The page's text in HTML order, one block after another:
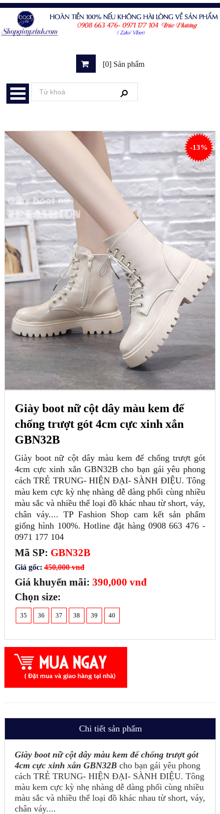
[0] Sản phẩm
-13%
Giày boot nữ cột dây màu kem đế
chống trượt gót 4cm cực xinh xắn
GBN32B
Giày boot nữ cột dây màu kem đế chống trượt gót
4cm cực xinh xắn GBN32B cho bạn gái yêu phong
cách TRẺ TRUNG- HIỆN ĐẠI- SÀNH ĐIỆU. Tông
màu kem cực kỳ nhẹ nhàng dễ dàng phối cùng nhiều
màu sắc và nhiều thể loại đồ khác nhau từ short, váy,
chân váy.... TP Fashion Shop cam kết sản phẩm
giống hình 100%. Hotline đặt hàng 0908 663 476 -
0971 177 104
Mã SP: GBN32B
Giá gốc: 450,000 vnđ
Giá khuyến mãi: 390,000 vnđ
Chọn size:
35 36 37 38 39 40
Chi tiết sản phẩm
Giày boot nữ cột dây màu kem đế chống trượt gót
4cm cực xinh xắn GBN32Bcho bạn gái yêu phong
cách TRẺ TRUNG- HIỆN ĐẠI- SÀNH ĐIỆU. Tông
màu kem cực kỳ nhẹ nhàng dễ dàng phối cùng nhiều
màu sắc và nhiều thể loại đồ khác nhau từ short, váy,
chân váy....